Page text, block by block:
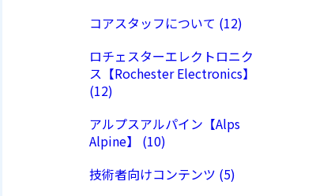
コアスタッフについて (12)
ロチェスターエレクトロニク
ス【Rochester Electronics】
(12)
アルプスアルパイン【Alps
Alpine】 (10)
技術者向けコンテンツ (5)